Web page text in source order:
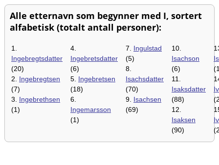
Alle etternavn som begynner med I, sortert
alfabetisk (totalt antall personer):
1.
Ingebregtsdatter
(20)
2. Ingebregtsen
(7)
3. Ingebrethsen
(1)
4.
Ingebretsdatter
(6)
5. Ingebretsen
(18)
6.
Ingemarsson
(1)
7. Ingulstad
(5)
8.
Isachsdatter
(70)
9. Isachsen
(69)
10.
Isachson
(6)
11.
Isaksdatter
(88)
12.
Isaksen
(90)